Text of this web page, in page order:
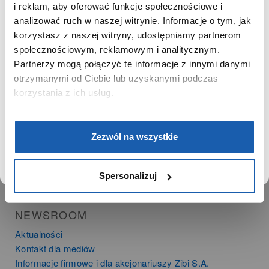
i reklam, aby oferować funkcje społecznościowe i
analizować ruch w naszej witrynie. Informacje o tym, jak
korzystasz z naszej witryny, udostępniamy partnerom
społecznościowym, reklamowym i analitycznym.
Partnerzy mogą połączyć te informacje z innymi danymi
otrzymanymi od Ciebie lub uzyskanymi podczas
korzystania z ich usług.
Zezwól na wszystkie
Spersonalizuj
Zgoda na ciasteczka
PRODUKTY
Zegarki
Instrumenty muzyczne
Kalkulatory
SIECI SPRZEDAŻY
Time Trend
NEWSROOM
Aktualności
Kontakt dla mediów
Informacje firmowe i dla akcjonariuszy Zibi S.A.
SZANOWNY UŻYTKOWNIKU,
SZANOWNA UŻYTKOWNICZKO
Używamy plików cookie w celach analitycznych,
statystycznych i marketingowych, w tym aby analizować
ruch w tej witrynie, optymalizować jej działanie oraz
zapamiętywać Twoje preferencje.